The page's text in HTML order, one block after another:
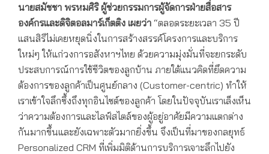
นายสมัชชา พรหมศิริ ผู้ช่วยกรรมการผู้จัดการฝ่ายสื่อสาร
องค์กรและดิจิตอลมาร์เก็ตติง เผยว่า “ตลอดระยะเวลา 35 ปี
แสนสิริไม่เคยหยุดนิ่งในการสร้างสรรค์โครงการและบริการ
ใหม่ๆ ให้แก่วงการอสังหาฯไทย ด้วยความมุ่งมั่นที่จะยกระดับ
ประสบการณ์การใช้ชีวิตของลูกบ้าน ภายใต้แนวคิดที่ยึดความ
ต้องการของลูกค้าเป็นศูนย์กลาง (Customer-centric) ทำให้
เราเข้าใจลึกซึ้งถึงทุกอินไซต์ของลูกค้า โดยในปัจจุบันเราเล็งเห็น
ว่าความต้องการและไลฟ์สไตล์ของผู้อยู่อาศัยมีความแตกต่าง
กันมากขึ้นและยังเฉพาะตัวมากยิ่งขึ้น จึงเป็นที่มาของกลยุทธ์
Personalized CRM ที่เพิ่มมิติด้านการบริการเจาะลึกไปยัง